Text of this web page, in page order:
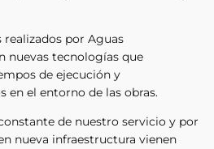
realizados por Aguas
nuevas tecnologías que
de ejecución y
en el entorno de las obras.
de nuestro servicio y por
nueva infraestructura vienen